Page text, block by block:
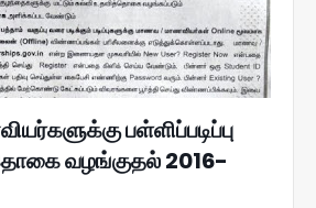
பள்ளிப்படிப்பு
வழங்குதல் 2016-